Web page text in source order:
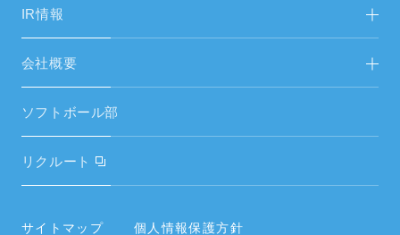
空調設備機器
空調周辺部材
市場開発事業部
IR情報
中期経営計画
財務ハイライト
内部統制システムの整備に関する基本方針
会社概要
ご挨拶
会社概要・役員・沿革
事業所／関連会社
ソフトボール部
リクルート
サイトマップ 個人情報保護方針